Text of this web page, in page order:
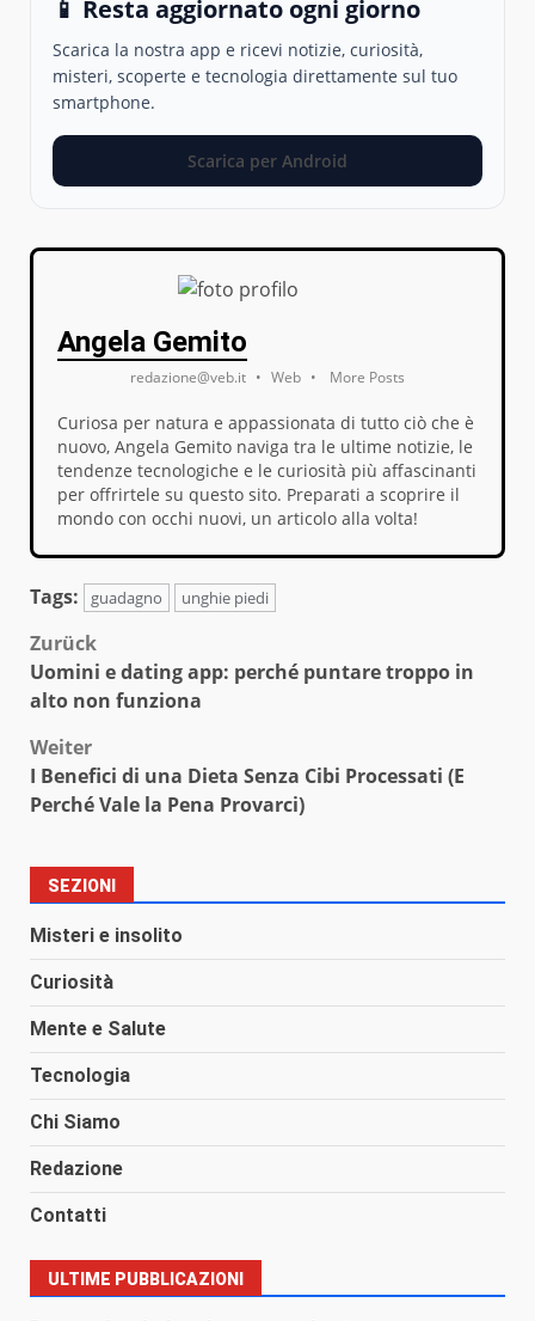
📱 Resta aggiornato ogni giorno
Scarica la nostra app e ricevi notizie, curiosità,
misteri, scoperte e tecnologia direttamente sul tuo
smartphone.
Scarica per Android
Angela Gemito
redazione@veb.it • Web • More Posts
Curiosa per natura e appassionata di tutto ciò che è
nuovo, Angela Gemito naviga tra le ultime notizie, le
tendenze tecnologiche e le curiosità più affascinanti
per offrirtele su questo sito. Preparati a scoprire il
mondo con occhi nuovi, un articolo alla volta!
Tags: guadagno unghie piedi
Beitragsnavigation
Zurück
Uomini e dating app: perché puntare troppo in
alto non funziona
Weiter
I Benefici di una Dieta Senza Cibi Processati (E
Perché Vale la Pena Provarci)
SEZIONI
Misteri e insolito
Curiosità
Mente e Salute
Tecnologia
Chi Siamo
Redazione
Contatti
ULTIME PUBBLICAZIONI